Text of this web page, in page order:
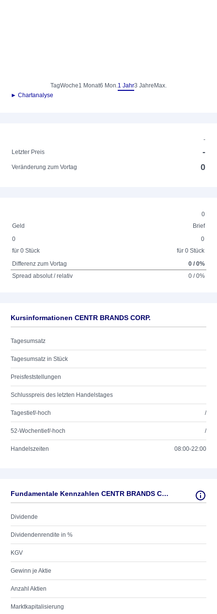
TagWoche1 Monat6 Mon.1 Jahr3 Jahre Max.
► Chartanalyse
-
Letzter Preis
-
Veränderung zum Vortag 0
0
Geld
Brief
0
für 0 Stück
0
für 0 Stück
Differenz zum Vortag
0 / 0%
Spread absolut / relativ
0 / 0%
Kursinformationen CENTR BRANDS CORP.
Tagesumsatz
Tagesumsatz in Stück
Preisfeststellungen
Schlusspreis des letzten Handelstages
Tagestief/-hoch /
52-Wochentief/-hoch /
Handelszeiten 08:00-22:00
Fundamentale Kennzahlen CENTR BRANDS CORP.
Dividende
Dividendenrendite in %
KGV
Gewinn je Aktie
Anzahl Aktien
Marktkapitalisierung